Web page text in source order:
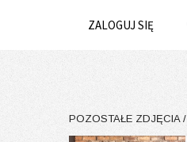
ZALOGUJ SIĘ
POZOSTAŁE ZDJĘCIA /